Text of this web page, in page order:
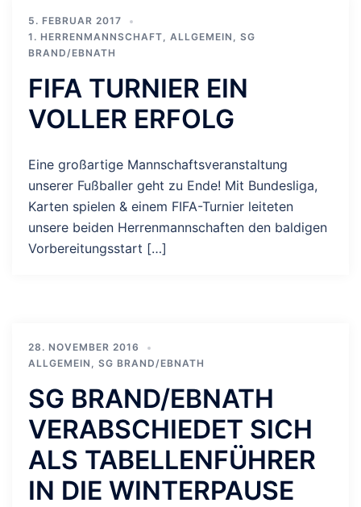
5. FEBRUAR 2017
1. HERRENMANNSCHAFT, ALLGEMEIN , SG
BRAND/EBNATH
FIFA TURNIER EIN
VOLLER ERFOLG
Eine großartige Mannschaftsveranstaltung
unserer Fußballer geht zu Ende! Mit Bundesliga,
Karten spielen & einem FIFA-Turnier leiteten
unsere beiden Herrenmannschaften den baldigen
Vorbereitungsstart […]
28. NOVEMBER 2016
ALLGEMEIN , SG BRAND/EBNATH
SG BRAND/EBNATH
VERABSCHIEDET SICH
ALS TABELLENFÜHRER
IN DIE WINTERPAUSE